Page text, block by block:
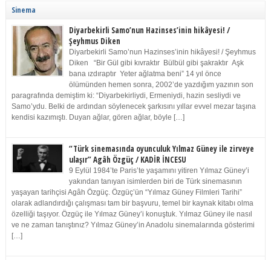
Sinema
Diyarbekirli Samo’nun Hazinses’inin hikâyesi! /
Şeyhmus Diken
Diyarbekirli Samo’nun Hazinses’inin hikâyesi! / Şeyhmus
Diken “Bir Gül gibi kıvraktır Bülbül gibi şakraktır Aşk
bana ızdıraptır Yeter ağlatma beni” 14 yıl önce
ölümünden hemen sonra, 2002’de yazdığım yazının son
paragrafında demiştim ki: “Diyarbekirliydi, Ermeniydi, hazin sesliydi ve
Samo’ydu. Belki de ardından söylenecek şarkısını yıllar evvel mezar taşına
kendisi kazımıştı. Duyan ağlar, gören ağlar, böyle […]
“Türk sinemasında oyunculuk Yılmaz Güney ile zirveye
ulaşır” Agâh Özgüç / KADİR İNCESU
9 Eylül 1984’te Paris’te yaşamını yitiren Yılmaz Güney’i
yakından tanıyan isimlerden biri de Türk sinemasının
yaşayan tarihçisi Agâh Özgüç. Özgüç’ün “Yılmaz Güney Filmleri Tarihi”
olarak adlandırdığı çalışması tam bir başvuru, temel bir kaynak kitabı olma
özelliği taşıyor. Özgüç ile Yılmaz Güney’i konuştuk. Yılmaz Güney ile nasıl
ve ne zaman tanıştınız? Yılmaz Güney’in Anadolu sinemalarında gösterimi
[…]